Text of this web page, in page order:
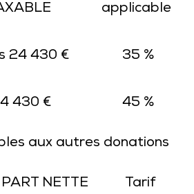
applicable
24 430 € 35 %
430 € 45 %
aux autres donations
NETTE
Tarif